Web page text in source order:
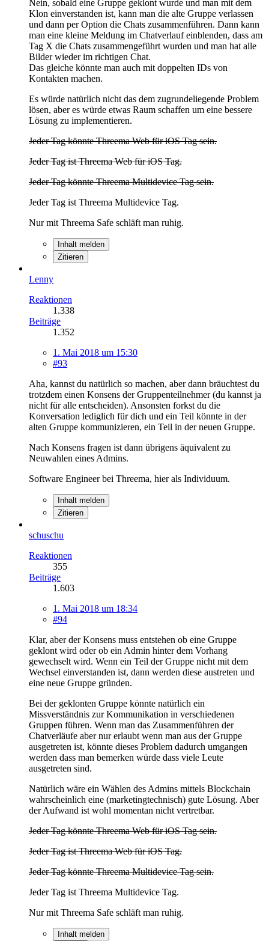
Nein, sobald eine Gruppe geklont wurde und man mit dem
Klon einverstanden ist, kann man die alte Gruppe verlassen
und dann per Option die Chats zusammenführen. Dann kann
man eine kleine Meldung im Chatverlauf einblenden, dass am
Tag X die Chats zusammengeführt wurden und man hat alle
Bilder wieder im richtigen Chat.
Das gleiche könnte man auch mit doppelten IDs von
Kontakten machen.
Es würde natürlich nicht das dem zugrundeliegende Problem
lösen, aber es würde etwas Raum schaffen um eine bessere
Lösung zu implementieren.
Jeder Tag könnte Threema Web für iOS Tag sein.
Jeder Tag ist Threema Web für iOS Tag.
Jeder Tag könnte Threema Multidevice Tag sein.
Jeder Tag ist Threema Multidevice Tag.
Nur mit Threema Safe schläft man ruhig.
Inhalt melden
Zitieren
Lenny
Reaktionen
1.338
Beiträge
1.352
1. Mai 2018 um 15:30
#93
Aha, kannst du natürlich so machen, aber dann bräuchtest du
trotzdem einen Konsens der Gruppenteilnehmer (du kannst ja
nicht für alle entscheiden). Ansonsten forkst du die
Konversation lediglich für dich und ein Teil könnte in der
alten Gruppe kommunizieren, ein Teil in der neuen Gruppe.
Nach Konsens fragen ist dann übrigens äquivalent zu
Neuwahlen eines Admins.
Software Engineer bei Threema, hier als Individuum.
Inhalt melden
Zitieren
schuschu
Reaktionen
355
Beiträge
1.603
1. Mai 2018 um 18:34
#94
Klar, aber der Konsens muss entstehen ob eine Gruppe
geklont wird oder ob ein Admin hinter dem Vorhang
gewechselt wird. Wenn ein Teil der Gruppe nicht mit dem
Wechsel einverstanden ist, dann werden diese austreten und
eine neue Gruppe gründen.
Bei der geklonten Gruppe könnte natürlich ein
Missverständnis zur Kommunikation in verschiedenen
Gruppen führen. Wenn man das Zusammenführen der
Chatverläufe aber nur erlaubt wenn man aus der Gruppe
ausgetreten ist, könnte dieses Problem dadurch umgangen
werden dass man bemerken würde dass viele Leute
ausgetreten sind.
Natürlich wäre ein Wählen des Admins mittels Blockchain
wahrscheinlich eine (marketingtechnisch) gute Lösung. Aber
der Aufwand ist wohl momentan nicht vertretbar.
Jeder Tag könnte Threema Web für iOS Tag sein.
Jeder Tag ist Threema Web für iOS Tag.
Jeder Tag könnte Threema Multidevice Tag sein.
Jeder Tag ist Threema Multidevice Tag.
Nur mit Threema Safe schläft man ruhig.
Inhalt melden